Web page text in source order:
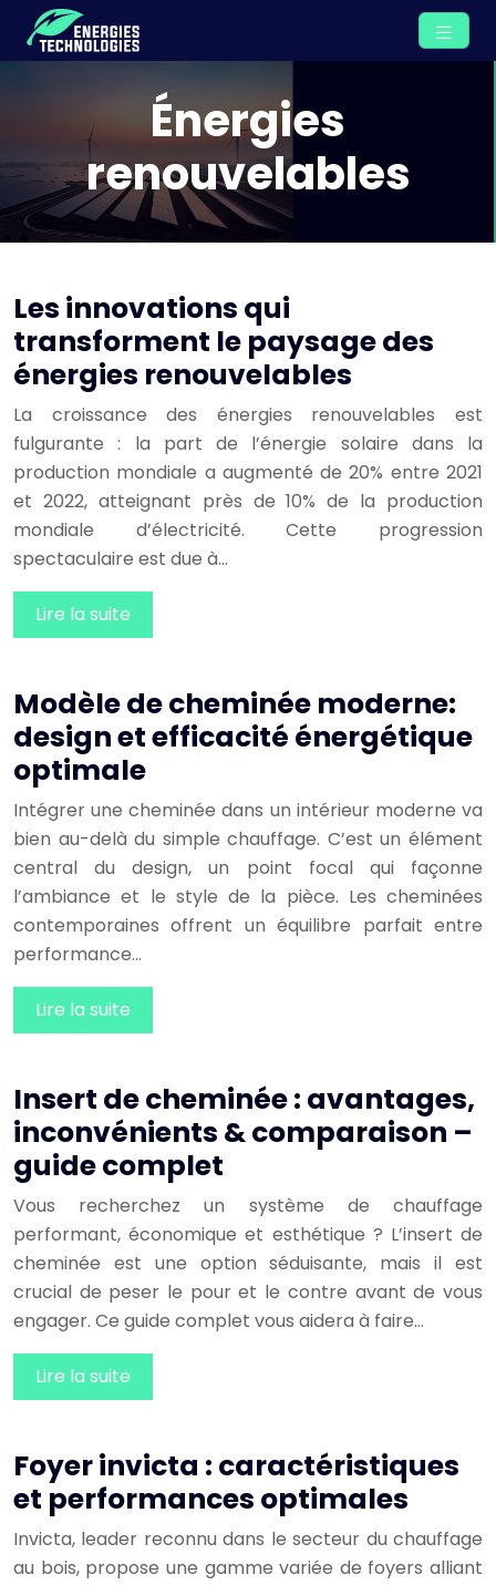
Énergies
renouvelables
Les innovations qui
transforment le paysage des
énergies renouvelables
La croissance des énergies renouvelables est
fulgurante : la part de l’énergie solaire dans la
production mondiale a augmenté de 20% entre 2021
et 2022, atteignant près de 10% de la production
mondiale d’électricité. Cette progression
spectaculaire est due à…
Lire la suite
Modèle de cheminée moderne:
design et efficacité énergétique
optimale
Intégrer une cheminée dans un intérieur moderne va
bien au-delà du simple chauffage. C’est un élément
central du design, un point focal qui façonne
l’ambiance et le style de la pièce. Les cheminées
contemporaines offrent un équilibre parfait entre
performance…
Lire la suite
Insert de cheminée : avantages,
inconvénients & comparaison –
guide complet
Vous recherchez un système de chauffage
performant, économique et esthétique ? L’insert de
cheminée est une option séduisante, mais il est
crucial de peser le pour et le contre avant de vous
engager. Ce guide complet vous aidera à faire…
Lire la suite
Foyer invicta : caractéristiques
et performances optimales
Invicta, leader reconnu dans le secteur du chauffage
au bois, propose une gamme variée de foyers alliant